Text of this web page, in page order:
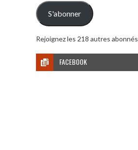
mail
S'abonner
Rejoignez les 218 autres abonnés
FACEBOOK